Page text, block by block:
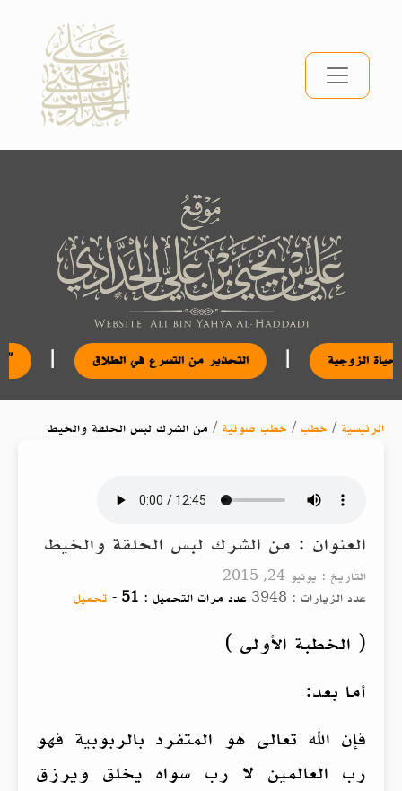
| التحذير من التسرع في الطلاق | على الحياة الزوجية
الرئيسية / خطب/ خطب صوتية / من الشرك لبس الحلقة والخيط
العنوان : من الشرك لبس الحلقة والخيط
التاريخ : يونيو 24, 2015
عدد الزيارات : 3948
عدد مرات التحميل : 51
- تحميل
( الخطبة الأولى )
أما بعد:
فإن الله تعالى هو المتفرد بالربوبية فهو
رب العالمين لا رب سواه يخلق ويرزق